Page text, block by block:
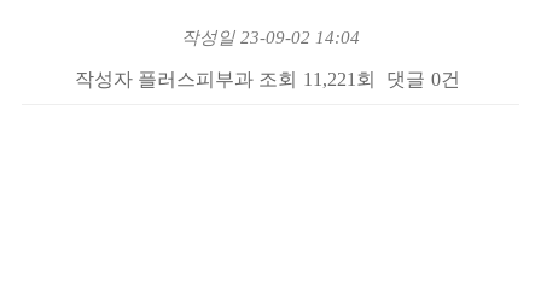
작성일 23-09-02 14:04
작성자 플러스피부과 조회 11,221회 댓글 0건